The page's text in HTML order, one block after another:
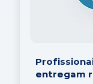
entregam